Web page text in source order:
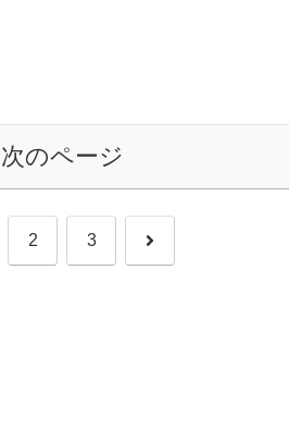
次のページ
2 3 次